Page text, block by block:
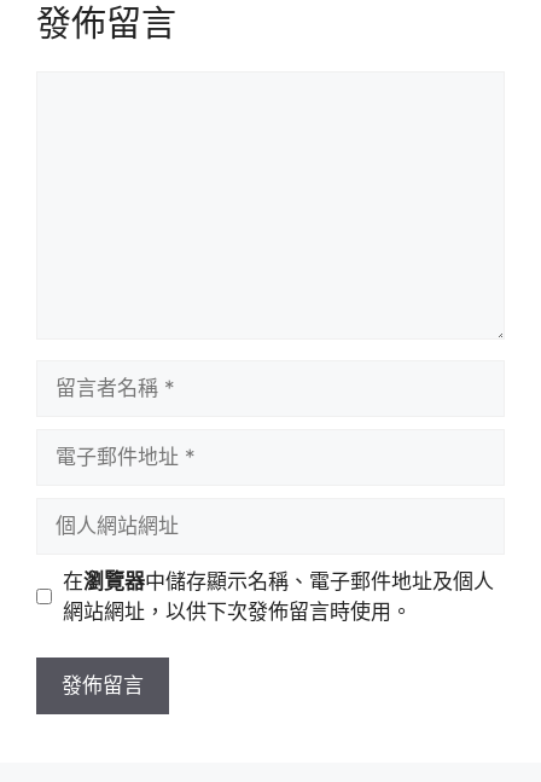
發佈留言
址
站
址
在瀏覽器中儲存顯示名稱、電子郵件地址及個人
網站網址，以供下次發佈留言時使用。